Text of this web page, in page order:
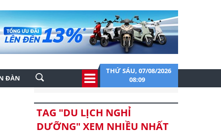
ĐÀN
THỨ SÁU, 07/08/2026
08:09
TAG "DU LỊCH NGHỈ
DƯỠNG" XEM NHIỀU NHẤT